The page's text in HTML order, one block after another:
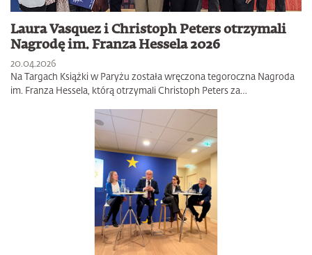
Laura Vasquez i Christoph Peters otrzymali
Nagrodę im. Franza Hessela 2026
20.04.2026
Na Targach Książki w Paryżu została wręczona tegoroczna Nagroda
im. Franza Hessela, którą otrzymali Christoph Peters za…